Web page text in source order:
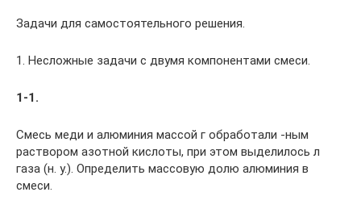
Задачи для самостоятельного решения.
1. Несложные задачи с двумя компонентами смеси.
1-1.
Смесь меди и алюминия массой г обработали -ным
раствором азотной кислоты, при этом выделилось л
газа (н. у.). Определить массовую долю алюминия в
смеси.